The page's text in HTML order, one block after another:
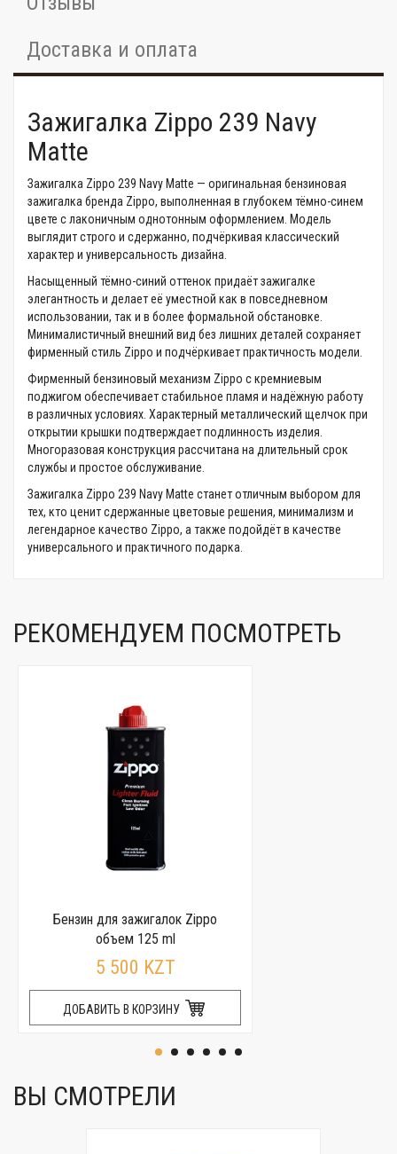
Доставка и оплата
Зажигалка Zippo 239 Navy
Matte
Зажигалка Zippo 239 Navy Matte — оригинальная бензиновая
зажигалка бренда Zippo, выполненная в глубокем тёмно-синем
цвете с лаконичным однотонным оформлением. Модель
выглядит строго и сдержанно, подчёркивая классический
характер и универсальность дизайна.
Насыщенный тёмно-синий оттенок придаёт зажигалке
элегантность и делает её уместной как в повседневном
использовании, так и в более формальной обстановке.
Минималистичный внешний вид без лишних деталей сохраняет
фирменный стиль Zippo и подчёркивает практичность модели.
Фирменный бензиновый механизм Zippo с кремниевым
поджигом обеспечивает стабильное пламя и надёжную работу
в различных условиях. Характерный металлический щелчок при
открытии крышки подтверждает подлинность изделия.
Многоразовая конструкция рассчитана на длительный срок
службы и простое обслуживание.
Зажигалка Zippo 239 Navy Matte станет отличным выбором для
тех, кто ценит сдержанные цветовые решения, минимализм и
легендарное качество Zippo, а также подойдёт в качестве
универсального и практичного подарка.
РЕКОМЕНДУЕМ ПОСМОТРЕТЬ
Бензин для зажигалок Zippo
объем 125 ml
5 500 KZT
ДОБАВИТЬ В КОРЗИНУ
ВЫ СМОТРЕЛИ